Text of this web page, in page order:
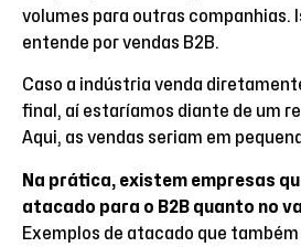
volumes para outras companhias.
entende por vendas B2B.
Caso a indústria venda
final, aí estaríamos diante de um
Aqui, as vendas seriam em
Na prática, existem empresas
atacado para o B2B quanto no
Exemplos de atacado que